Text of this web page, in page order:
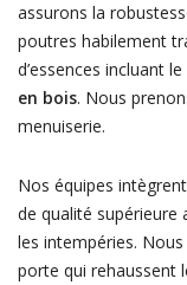
assurons la
poutres habilement
d’essences incluant
en bois. Nous
menuiserie.
Nos équipes
de qualité
les intempéries.
porte qui rehaussent